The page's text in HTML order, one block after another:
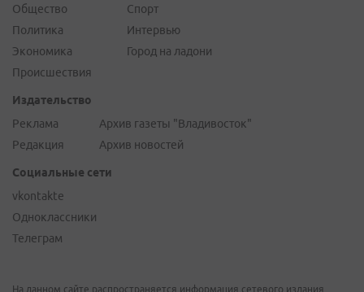
Общество
Политика
Экономика
Происшествия
Спорт
Интервью
Город на ладони
Издательство
Реклама
Редакция
Архив газеты "Владивосток"
Архив новостей
Социальные сети
vkontakte
Одноклассники
Телеграм
На данном сайте распространяется информация сетевого издания